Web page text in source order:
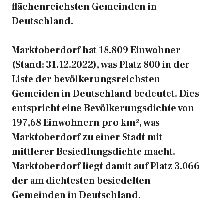
flächenreichsten Gemeinden in
Deutschland.
Marktoberdorf hat 18.809 Einwohner
(Stand: 31.12.2022), was Platz 800 in der
Liste der bevölkerungsreichsten
Gemeiden in Deutschland bedeutet. Dies
entspricht eine Bevölkerungsdichte von
197,68 Einwohnern pro km², was
Marktoberdorf zu einer Stadt mit
mittlerer Besiedlungsdichte macht.
Marktoberdorf liegt damit auf Platz 3.066
der am dichtesten besiedelten
Gemeinden in Deutschland.